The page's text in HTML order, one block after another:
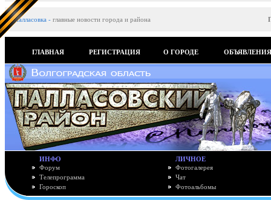
Палласовка - главные новости города и района
ГЛАВНАЯ РЕГИСТРАЦИЯ О ГОРОДЕ ОБЪЯВЛЕНИЯ
ИНФО
Форум
Телепрограмма
Гороскоп
ЛИЧНОЕ
Фотогалерея
Чат
Фотоальбомы